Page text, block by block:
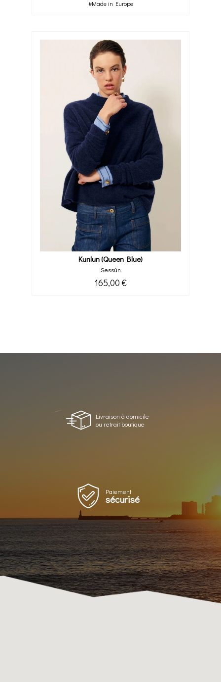
#Made in Europe
Kunlun (queen Blue)
Sessùn
165,00 €
Livraison à domicile
ou retrait boutique
Paiement
sécurisé